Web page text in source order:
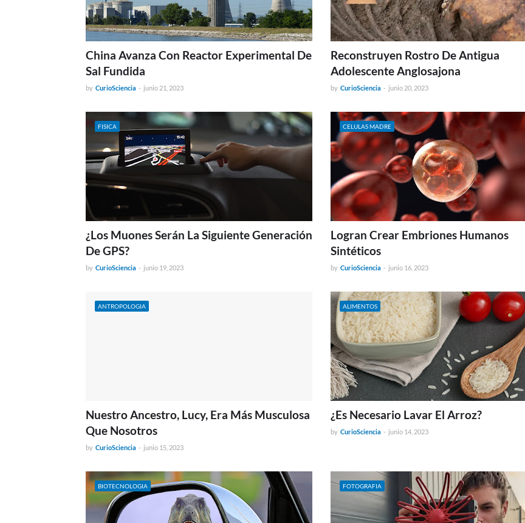
China Avanza Con Reactor Experimental De
Sal Fundida
by CurioSciencia - junio 21, 2023
Reconstruyen Rostro De Antigua
Adolescente Anglosajona
by CurioSciencia - junio 20, 2023
FISICA
¿Los Muones Serán La Siguiente Generación
De GPS?
by CurioSciencia - junio 19, 2023
CELULAS MADRE
Logran Crear Embriones Humanos
Sintéticos
by CurioSciencia - junio 16, 2023
ANTROPOLOGIA
Nuestro Ancestro, Lucy, Era Más Musculosa
Que Nosotros
by CurioSciencia - junio 15, 2023
ALIMENTOS
¿Es Necesario Lavar El Arroz?
by CurioSciencia - junio 14, 2023
BIOTECNOLOGIA FOTOGRAFIA